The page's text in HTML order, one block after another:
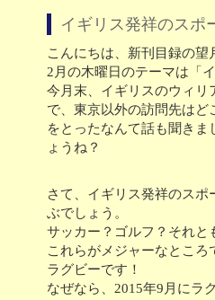
イギリス発祥のスポ
こんにちは、新刊目録の望
2月の木曜日のテーマは「
今月末、イギリスのウィリ
で、東京以外の訪問先は
をとったなんて話も聞き
ょうね？
さて、イギリス発祥のス
ぶでしょう。
サッカー？ゴルフ？それと
これらがメジャーなとこ
ラグビーです！
なぜなら、2015年9月にラ